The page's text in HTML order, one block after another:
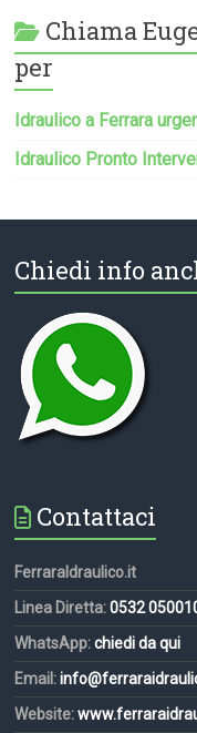
Chiama
per
Idraulico a Ferrara
Idraulico Pronto
Chiedi info
Contattaci
FerraraIdraulico.it
Linea Diretta:0532
WhatsApp:chiedi da qui
Email:
Website: